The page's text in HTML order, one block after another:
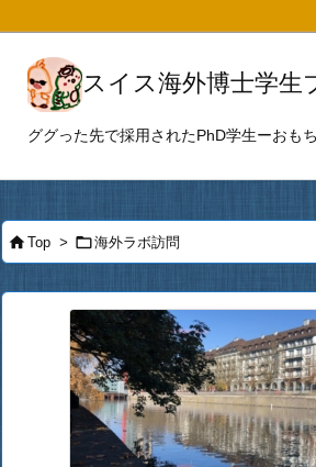
スイス海外博士学生
ググった先で採用されたPhD学生ーおも
Top > 海外ラボ訪問